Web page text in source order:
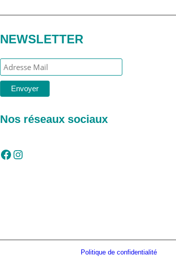
NEWSLETTER
Nos réseaux sociaux
Facebook Instagram
Politique de confidentialité